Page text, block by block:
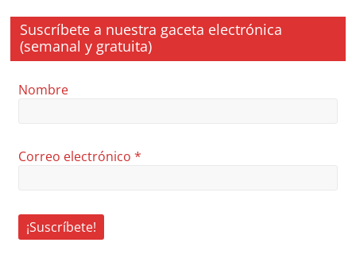
Suscríbete a nuestra gaceta electrónica
(semanal y gratuita)
Nombre
Correo electrónico*